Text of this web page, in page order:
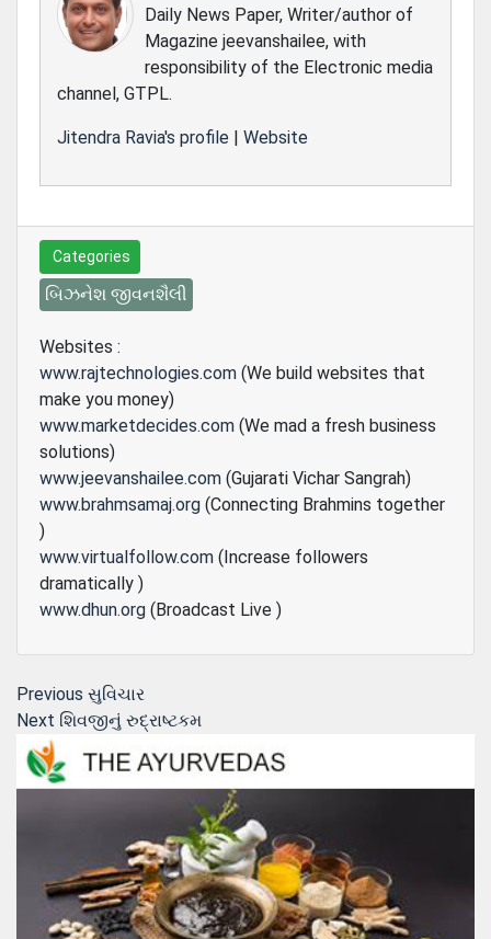
Daily News Paper, Writer/author of
Magazine jeevanshailee, with
responsibility of the Electronic media
channel, GTPL.
Jitendra Ravia's profile | Website
Categories
બિઝનેશ જીવનશૈલી
Websites :
www.rajtechnologies.com (We build websites that
make you money)
www.marketdecides.com (We mad a fresh business
solutions)
www.jeevanshailee.com (Gujarati Vichar Sangrah)
www.brahmsamaj.org (Connecting Brahmins together
)
www.virtualfollow.com (Increase followers
dramatically )
www.dhun.org (Broadcast Live )
Post
navigation
Previous Previous
post:
સુવિચાર
Next Next
શિવજીનું રુદ્રાષ્ટકમ